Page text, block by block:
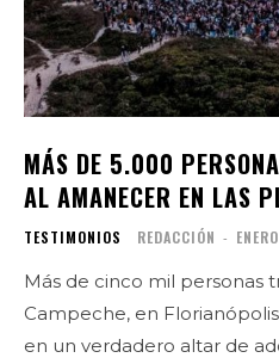
MÁS DE 5.000
AL AMANECER EN LAS
TESTIMONIOS REDACCIÓN -
Más de cinco mil personas
Campeche, en
en un verdadero altar de